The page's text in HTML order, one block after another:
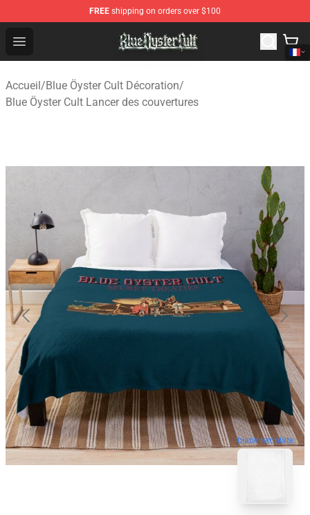
FREE shipping on orders over $100
Open menu
Blue Öyster Cult Store - Official Blue Öyster Cult
Accueil/Blue Öyster Cult Décoration/
Blue Öyster Cult Lancer des couvertures
blank template